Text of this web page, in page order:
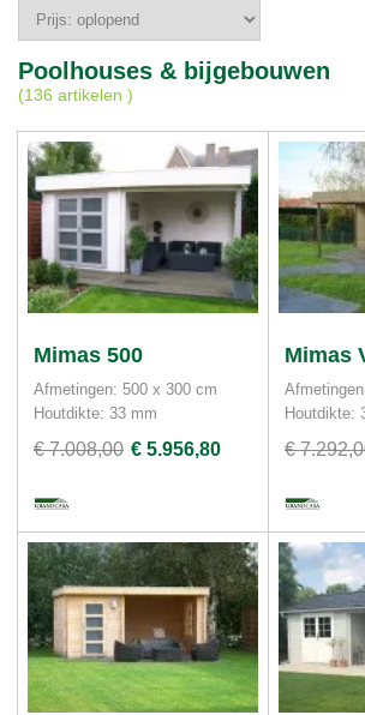
Poolhouses & bijgebouwen
(136 artikelen )
Mimas 500
Afmetingen: 500 x 300 cm
Houtdikte: 33 mm
€ 7.008,00 € 5.956,80
Mimas
Houtdikte:
€